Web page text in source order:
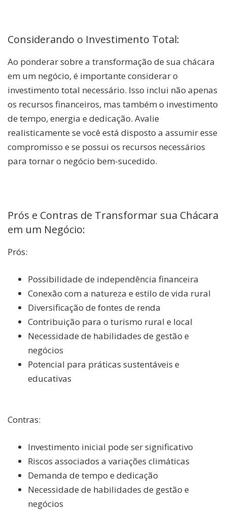
Considerando o Investimento Total:
Ao ponderar sobre a transformação de sua chácara
em um negócio, é importante considerar o
investimento total necessário. Isso inclui não apenas
os recursos financeiros, mas também o investimento
de tempo, energia e dedicação. Avalie
realisticamente se você está disposto a assumir esse
compromisso e se possui os recursos necessários
para tornar o negócio bem-sucedido.
Prós e Contras de Transformar sua Chácara
em um Negócio:
Prós:
Possibilidade de independência financeira
Conexão com a natureza e estilo de vida rural
Diversificação de fontes de renda
Contribuição para o turismo rural e local
Necessidade de habilidades de gestão e
negócios
Potencial para práticas sustentáveis e
educativas
Contras:
Investimento inicial pode ser significativo
Riscos associados a variações climáticas
Demanda de tempo e dedicação
Necessidade de habilidades de gestão e
negócios